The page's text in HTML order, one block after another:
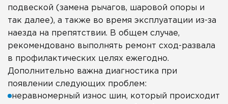
подвеской (замена рычагов, шаровой опоры и
так далее), а также во время эксплуатации из-за
наезда на препятствии. В общем случае,
рекомендовано выполнять ремонт сход-развала
в профилактических целях ежегодно.
Дополнительно важна диагностика при
появлении следующих проблем:
неравномерный износ шин, который происходит